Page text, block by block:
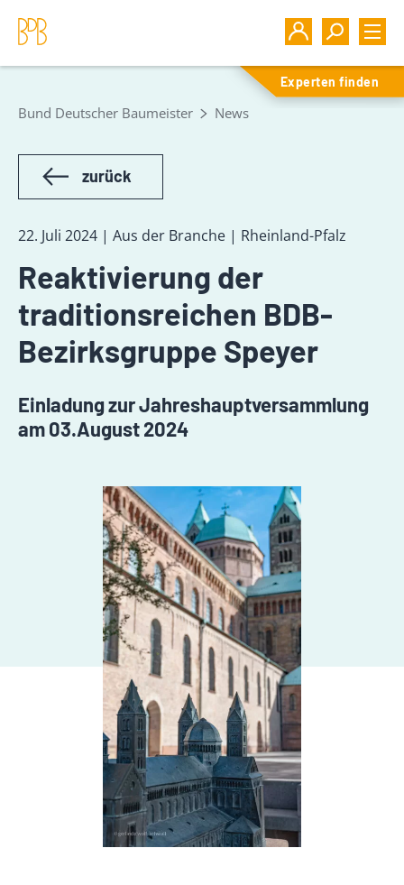
Experten finden
Bund Deutscher Baumeister News
zurück
22. Juli 2024 | Aus der Branche | Rheinland-Pfalz
Reaktivierung der
traditionsreichen BDB-
Bezirksgruppe Speyer
Einladung zur Jahreshauptversammlung
am 03.August 2024